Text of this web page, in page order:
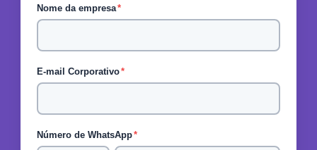
Nome da empresa*
E-mail Corporativo*
Número de WhatsApp*